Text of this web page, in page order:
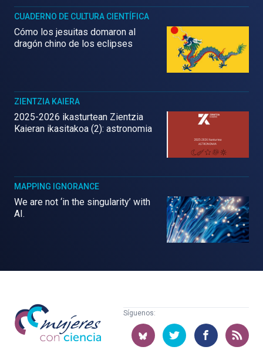
CUADERNO DE CULTURA CIENTÍFICA
Cómo los jesuitas domaron al
dragón chino de los eclipses
ZIENTZIA KAIERA
2025-2026 ikasturtean Zientzia
Kaieran ikasitakoa (2): astronomia
MAPPING IGNORANCE
We are not ‘in the singularity’ with
AI.
Mujeres
con
ciencia
Síguenos: